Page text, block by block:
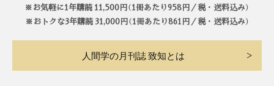
※お気軽に1年購読 11,500円（1冊あたり958円／税・送料込み）
※おトクな3年購読 31,000円（1冊あたり861円／税・送料込み）
人間学の月刊誌 致知とは